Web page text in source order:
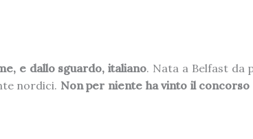
e dallo sguardo, italiano. Nata a Belfast da
nordici. Non per niente ha vinto il